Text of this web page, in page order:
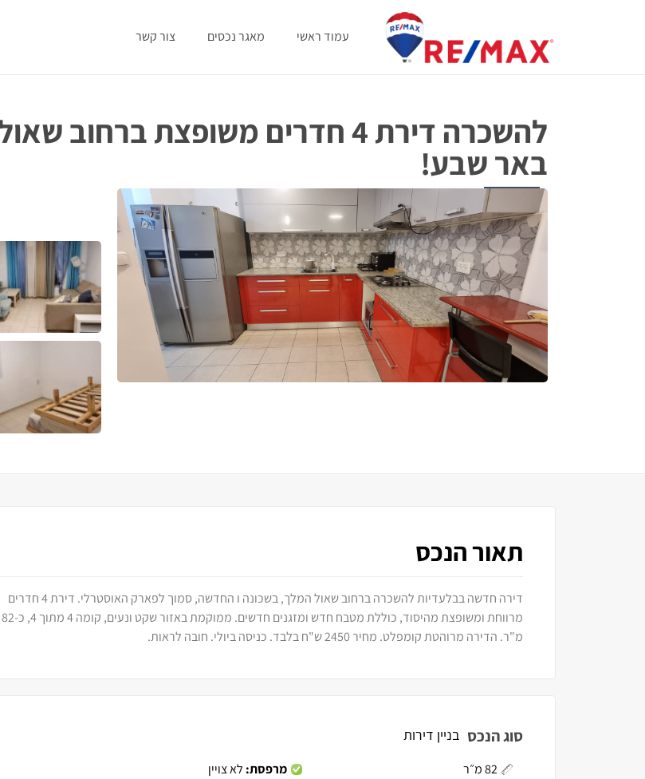
עמוד ראשי מאגר נכסים צור קשר
להשכרה דירת 4 חדרים משופצת ברחוב
באר שבע!
שאול המלך 129
תאור הנכס
דירה חדשה בבלעדיות להשכרה ברחוב שאול המלך, בשכונה ו החדשה, סמוך לפארק האוסטרלי. דירת 4 חדרים
מרווחת ומשופצת מהיסוד, כוללת מטבח חדש ומזגנים חדשים. ממוקמת באזור שקט ונעים, קומה 4 מתוך 4, כ-82
מ"ר. הדירה מרוהטת קומפלט. מחיר 2450 ש"ח בלבד. כניסה ביולי. חובה לראות.
סוג הנכס בניין דירות
82 מ״ר
מרפסת: לא צויין